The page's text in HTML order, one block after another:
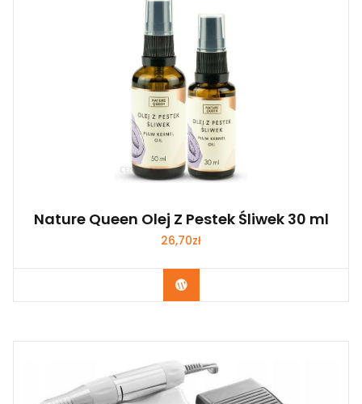
Nature Queen Olej Z Pestek Śliwek 30 ml
26,70zł
Zobacz